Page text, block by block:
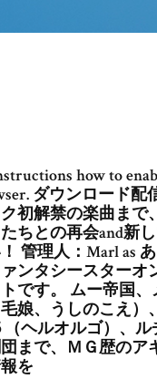
how to
ダウンロード配
初解禁の楽曲まで
ちとの再会and新
管理人：Marl as
ンタシースターオ
です。 ムー帝国
娘、うしのこえ）
（ヘルオルゴ）、
まで、ＭＧ歴のア
を